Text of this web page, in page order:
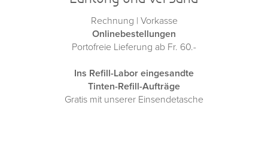
Rechnung | Vorkasse
Onlinebestellungen
Portofreie Lieferung ab Fr. 60.-
Ins Refill-Labor eingesandte
Tinten-Refill-Aufträge
Gratis mit unserer Einsendetasche